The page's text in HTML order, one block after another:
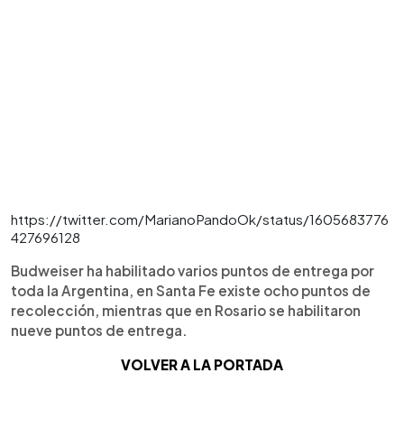
https://twitter.com/MarianoPandoOk/status/1605683776
427696128
Budweiser ha habilitado varios puntos de entrega por
toda la Argentina, en Santa Fe existe ocho puntos de
recolección, mientras que en Rosario se habilitaron
nueve puntos de entrega.
VOLVER A LA PORTADA